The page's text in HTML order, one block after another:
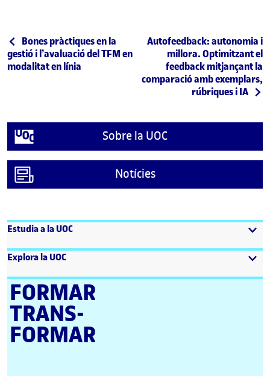
Navegació d'entrades
Entrada anterior
Bones pràctiques en la
gestió i l’avaluació del TFM en
modalitat en línia
Entrada següent
Autofeedback: autonomia i
millora. Optimitzant el
feedback mitjançant la
comparació amb exemplars,
rúbriques i IA
Sobre la UOC
Notícies
Estudia a la UOC
Explora la UOC
FORMAR
TRANS­
FORMAR